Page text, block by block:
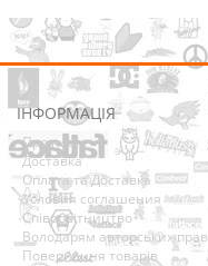
ІНФОРМАЦІЯ
Про нас
Доставка
Оплата та Доставка
Условия соглашения
Співробітництво
Володарям авторських прав
Повернення товарів